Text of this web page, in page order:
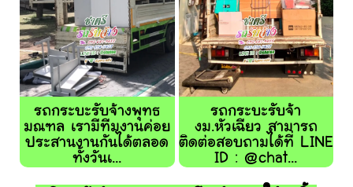
รถกระบะรับจ้างพุทธ
มณฑล เรามีทีมงานค่อย
ประสานงานกันได้ตลอด
ทั้งวันเ...
รถกระบะรับจ้า
งม.หัวเฉียว สามารถ
ติดต่อสอบถามได้ที่ LINE
ID : @chat...